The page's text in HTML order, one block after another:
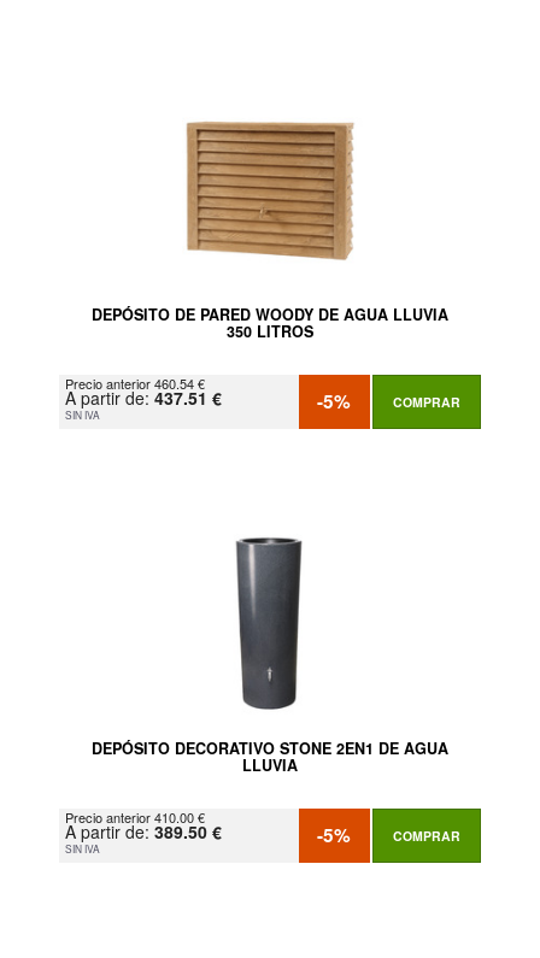
DEPÓSITO DE PARED WOODY DE AGUA LLUVIA
350 LITROS
Precio anterior 460.54 €
A partir de: 437.51 €
SIN IVA -5% COMPRAR
DEPÓSITO DECORATIVO STONE 2EN1 DE AGUA
LLUVIA
Precio anterior 410.00 €
A partir de: 389.50 €
SIN IVA -5% COMPRAR